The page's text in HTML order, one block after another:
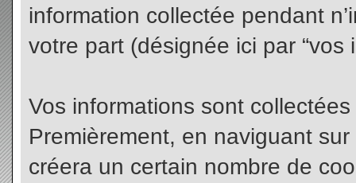
information collectée pendant
votre part (désignée ici par “vos
Vos informations sont
Premièrement, en naviguant
créera un certain nombre de